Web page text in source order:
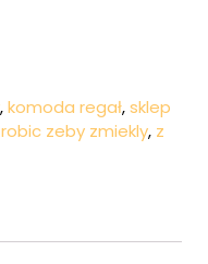
,komoda regał,sklep
zeby zmiekly, z